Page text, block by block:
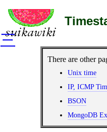
There are other
Unix time
IP, ICMP
BSON
MongoDB
三